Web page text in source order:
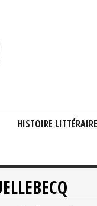
HISTOIRE LITTÉRAIRE